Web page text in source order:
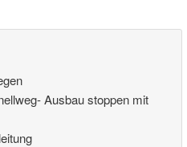
Ausbau stoppen mit